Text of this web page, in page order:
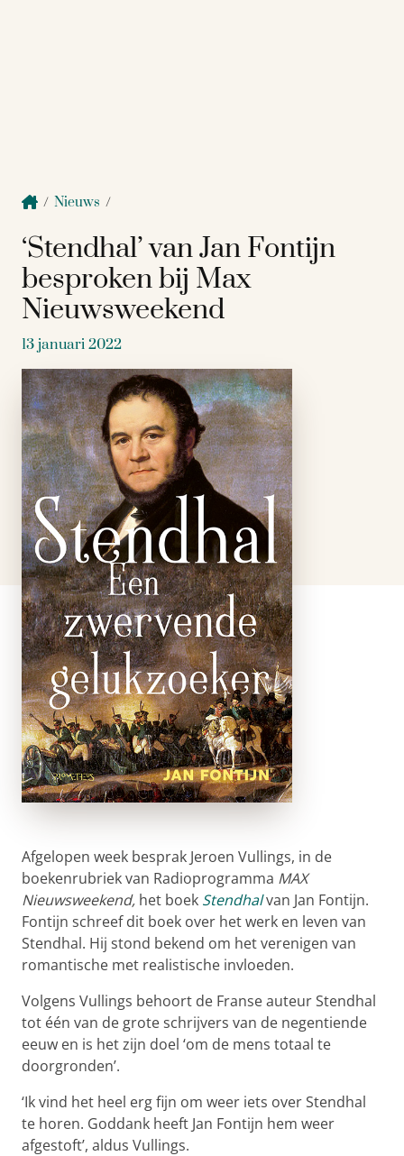
/ Nieuws /
‘Stendhal’ van Jan Fontijn
besproken bij Max
Nieuwsweekend
13 januari 2022
Afgelopen week besprak Jeroen Vullings, in de
boekenrubriek van Radioprogramma MAX
Nieuwsweekend, het boek Stendhalvan Jan Fontijn.
Fontijn schreef dit boek over het werk en leven van
Stendhal. Hij stond bekend om het verenigen van
romantische met realistische invloeden.
Volgens Vullings behoort de Franse auteur Stendhal
tot één van de grote schrijvers van de negentiende
eeuw en is het zijn doel ‘om de mens totaal te
doorgronden’.
‘Ik vind het heel erg fijn om weer iets over Stendhal
te horen. Goddank heeft Jan Fontijn hem weer
afgestoft’, aldus Vullings.